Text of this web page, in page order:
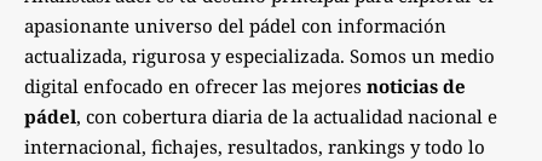
apasionante universo del pádel con información
actualizada, rigurosa y especializada. Somos un medio
digital enfocado en ofrecer las mejores noticias de
pádel, con cobertura diaria de la actualidad nacional e
internacional, fichajes, resultados, rankings y todo lo